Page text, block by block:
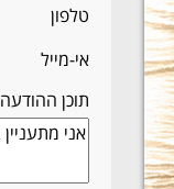
טלפון
אי-מייל
תוכן ההודעה